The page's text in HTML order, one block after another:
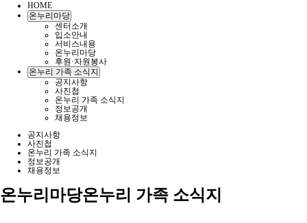
HOME
온누리마당
센터소개
입소안내
서비스내용
온누리마당
후원·자원봉사
온누리 가족 소식지
공지사항
사진첩
온누리 가족 소식지
정보공개
채용정보
공지사항
사진첩
온누리 가족 소식지
정보공개
채용정보
온누리마당온누리 가족 소식지